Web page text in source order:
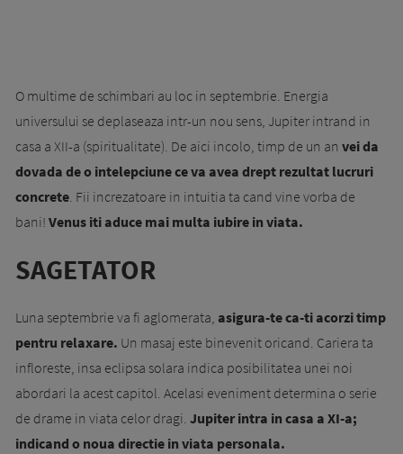
O multime de schimbari au loc in septembrie. Energia
universului se deplaseaza intr-un nou sens, Jupiter intrand in
casa a XII-a (spiritualitate). De aici incolo, timp de un an vei da
dovada de o intelepciune ce va avea drept rezultat lucruri
concrete. Fii increzatoare in intuitia ta cand vine vorba de
bani! Venus iti aduce mai multa iubire in viata.
SAGETATOR
Luna septembrie va fi aglomerata, asigura-te ca-ti acorzi timp
pentru relaxare. Un masaj este binevenit oricand. Cariera ta
infloreste, insa eclipsa solara indica posibilitatea unei noi
abordari la acest capitol. Acelasi eveniment determina o serie
de drame in viata celor dragi. Jupiter intra in casa a XI-a;
indicand o noua directie in viata personala.